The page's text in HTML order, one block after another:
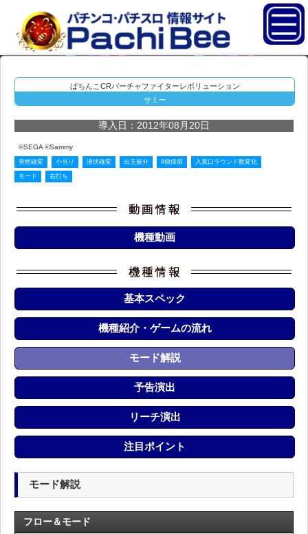
ぱちんこCRバーチャファイターレボリューション
サミー
導入日：2012年08月20日
©SEGA ©Sammy
突然確変 小当り 潜伏確変 出玉振分 8個保留 入賞口ラウンド数変化
モード 右打ち
機種動画
基本スペック
機種紹介・ゲームの流れ
モード解説
予告演出
リーチ演出
注目ポイント
モード解説
フロー＆モード